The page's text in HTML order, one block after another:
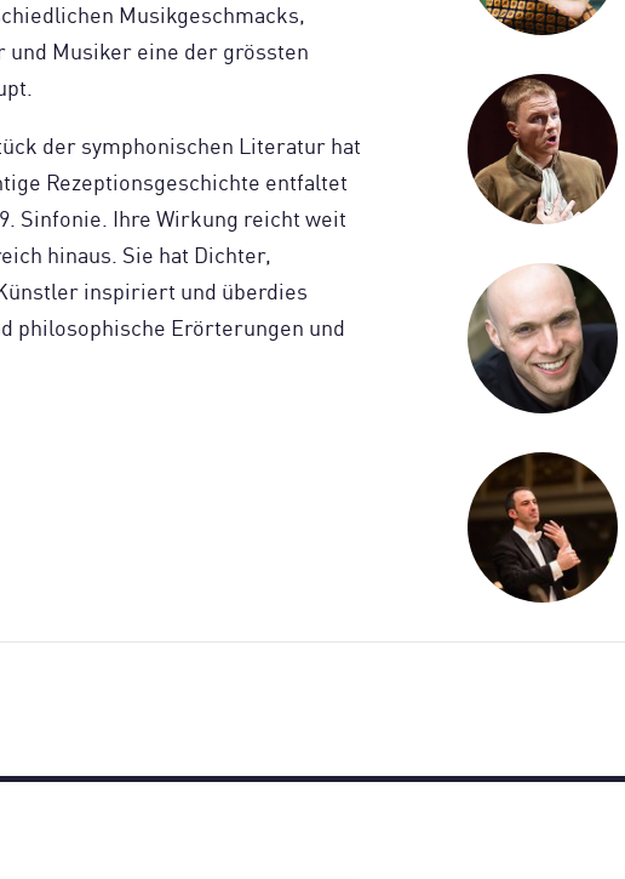
Musikgeschmacks,
und Musiker eine der grössten
der symphonischen Literatur hat
Rezeptionsgeschichte entfaltet
Sinfonie. Ihre Wirkung reicht weit
hinaus. Sie hat Dichter,
inspiriert und überdies
philosophische Erörterungen und